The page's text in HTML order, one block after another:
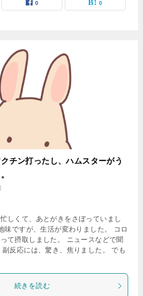
0 0
チン打ったし、ハムスターがう
しくて、あとがきをさぼっていまし
味ですが、生活が変わりました。 コロ
て摂取しました。 ニュースなどで聞
反応には、驚き、焦りました。 でも
続きを読む